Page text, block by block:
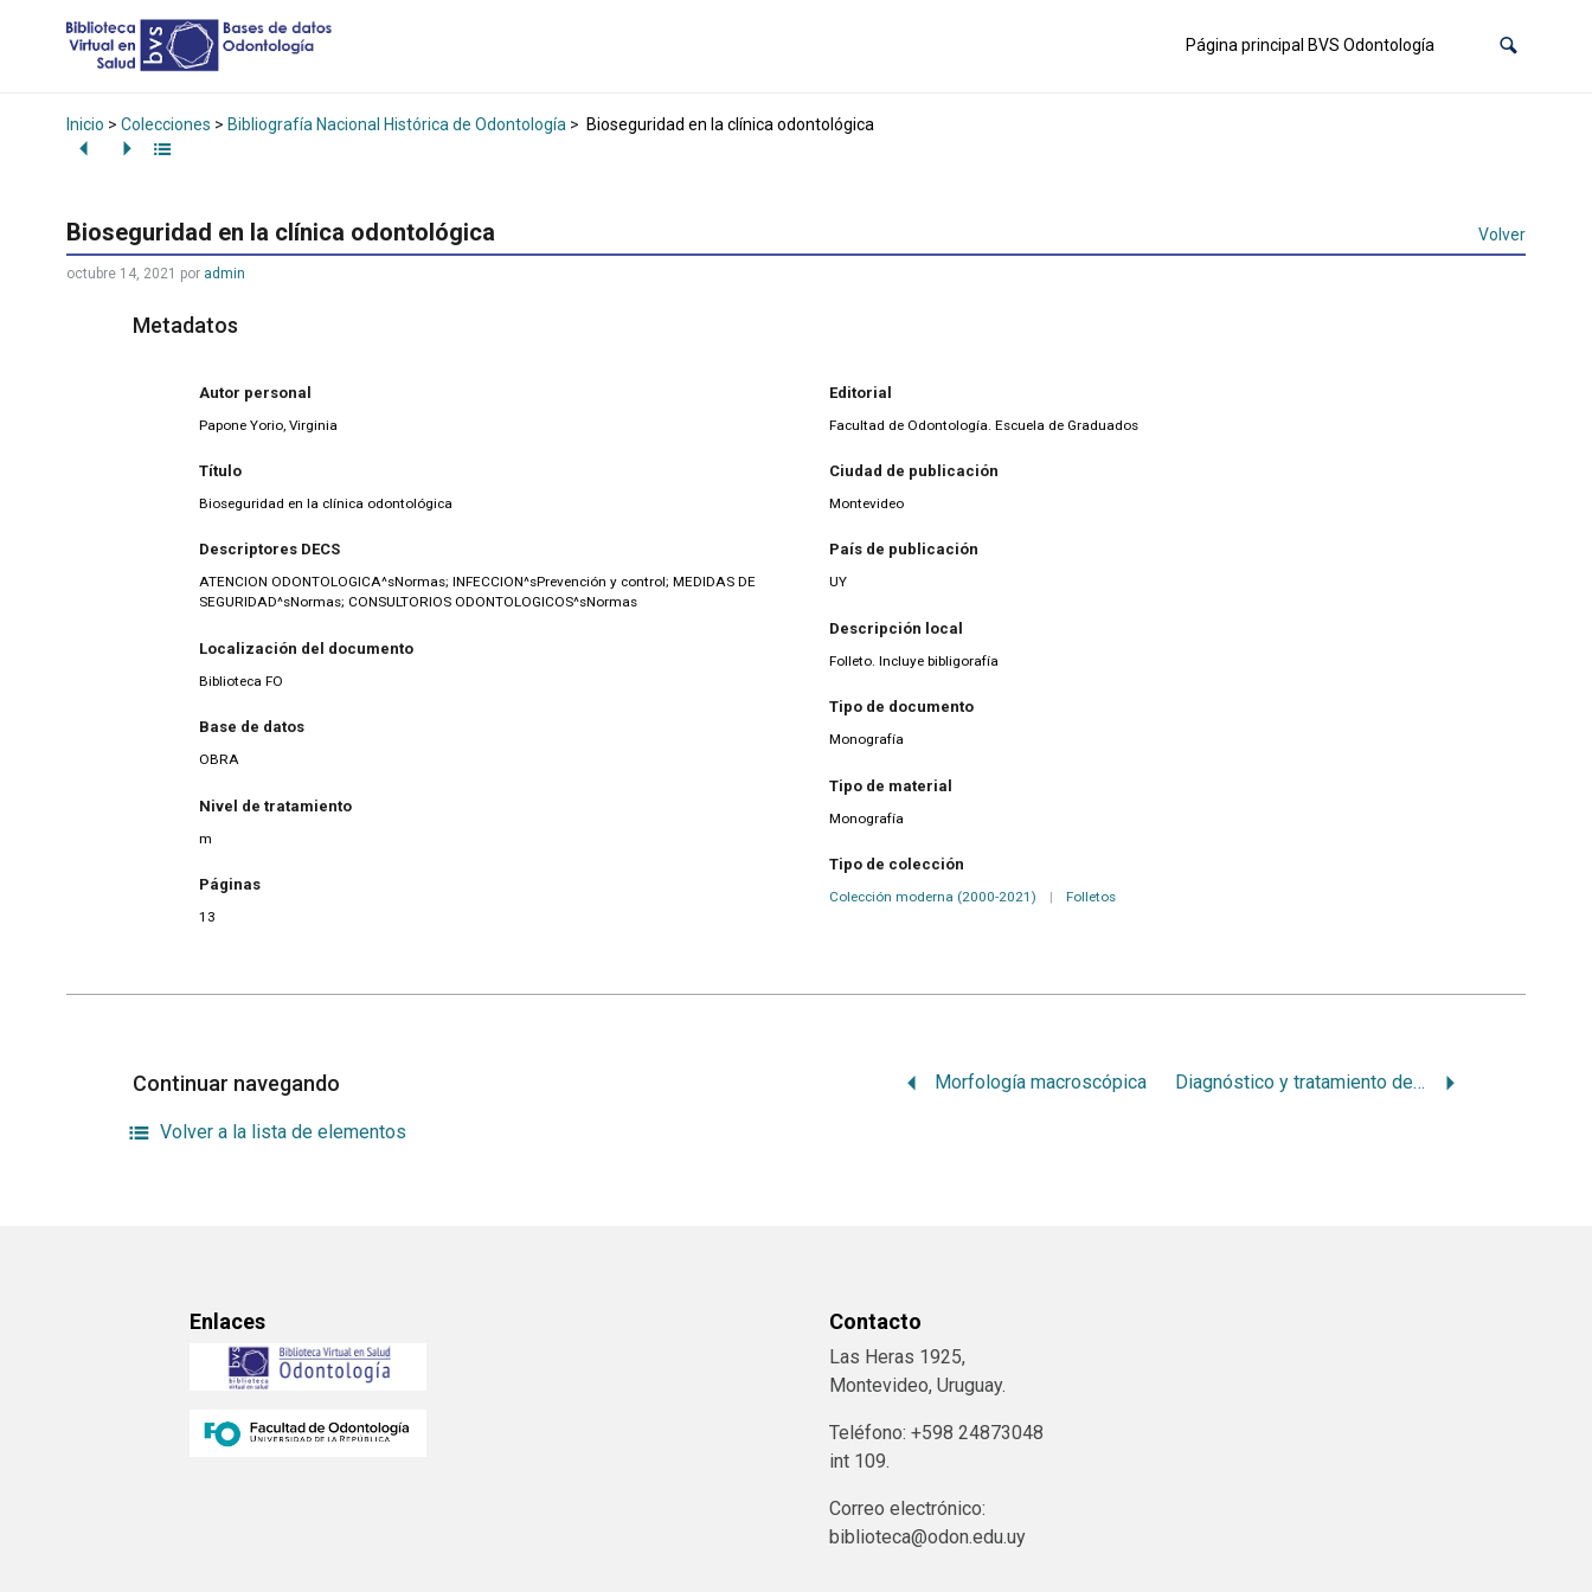
Página principal BVS Odontología
Inicio > Colecciones > Bibliografía Nacional Histórica de Odontología > Bioseguridad en la clínica odontológica
Bioseguridad en la clínica odontológica Volver
octubre 14, 2021 por admin
Metadatos
Autor personal
Papone Yorio, Virginia
Título
Bioseguridad en la clínica odontológica
Descriptores DECS
ATENCION ODONTOLOGICA^sNormas; INFECCION^sPrevención y control; MEDIDAS DE
SEGURIDAD^sNormas; CONSULTORIOS ODONTOLOGICOS^sNormas
Localización del documento
Biblioteca FO
Base de datos
OBRA
Nivel de tratamiento
m
Páginas
13
Editorial
Facultad de Odontología. Escuela de Graduados
Ciudad de publicación
Montevideo
País de publicación
UY
Descripción local
Folleto. Incluye bibligorafía
Tipo de documento
Monografía
Tipo de material
Monografía
Tipo de colección
Colección moderna (2000-2021) | Folletos
Continuar navegando Morfología macroscópica Diagnóstico y tratamiento de las infecciones odontogénicas en Pediatría
Volver a la lista de elementos
Enlaces Contacto
Las Heras 1925,
Montevideo, Uruguay.
Teléfono: +598 24873048
int 109.
Correo electrónico:
biblioteca@odon.edu.uy